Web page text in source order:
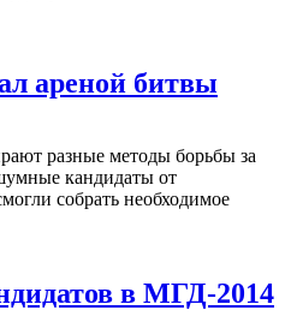
ареной битвы
разные методы борьбы за
кандидаты от
собрать необходимое
в МГД-2014